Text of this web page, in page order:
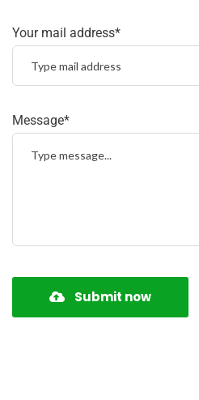
Your mail address*
Message*
Submit now